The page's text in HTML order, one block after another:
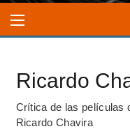
Ricardo
Crítica de las películas
Ricardo Chavira